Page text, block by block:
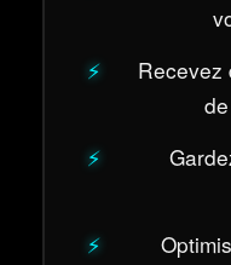
Recevez